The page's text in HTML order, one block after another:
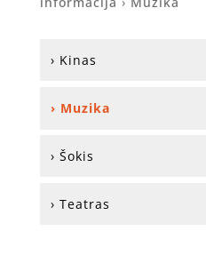
› Kinas
› Muzika
› Šokis
› Teatras